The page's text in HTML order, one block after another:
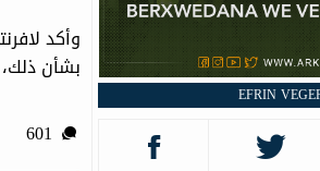
وأكد
بشأن
EFRIN